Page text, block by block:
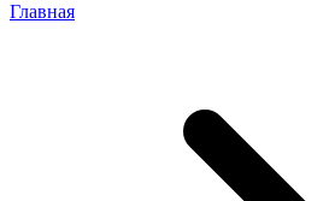
Главная